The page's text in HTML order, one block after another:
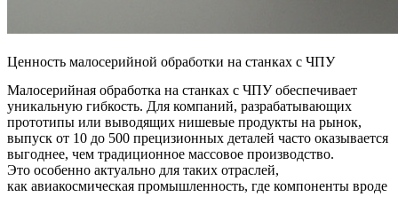
Ценность малосерийной обработки на станках с ЧПУ
Малосерийная обработка на станках с ЧПУ обеспечивает
уникальную гибкость. Для компаний, разрабатывающих
прототипы или выводящих нишевые продукты на рынок,
выпуск от 10 до 500 прецизионных деталей часто оказывается
выгоднее, чем традиционное массовое производство.
Это особенно актуально для таких отраслей,
как авиакосмическая промышленность, где компоненты вроде